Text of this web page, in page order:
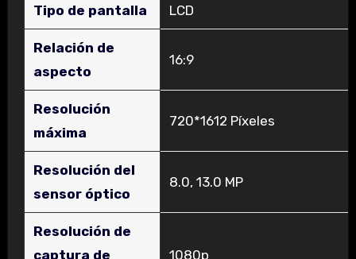
Tipo de pantalla ‎LCD
Relación de
aspecto
‎16:9
Resolución
máxima
‎720*1612 Píxeles
Resolución del
sensor óptico
‎8.0, 13.0 MP
Resolución de
captura de
‎1080p